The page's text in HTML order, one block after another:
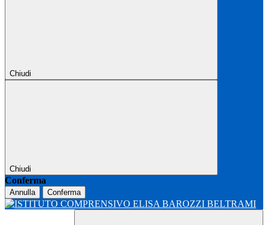
Chiudi
Chiudi
Conferma
Annulla Conferma